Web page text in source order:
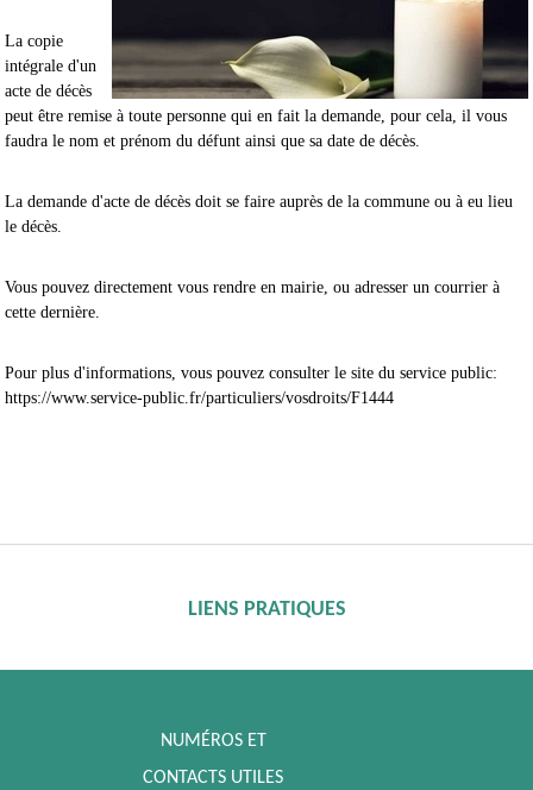
La copie
intégrale d'un
acte de décès
peut être remise à toute personne qui en fait la demande, pour cela, il vous
faudra le nom et prénom du défunt ainsi que sa date de décès.
La demande d'acte de décès doit se faire auprès de la commune ou à eu lieu
le décès.
Vous pouvez directement vous rendre en mairie, ou adresser un courrier à
cette dernière.
Pour plus d'informations, vous pouvez consulter le site du service public:
https://www.service-public.fr/particuliers/vosdroits/F1444
LIENS PRATIQUES
NUMÉROS ET
CONTACTS UTILES